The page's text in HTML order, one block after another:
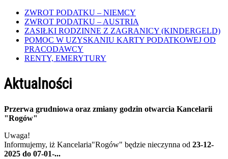
ZWROT PODATKU – NIEMCY
ZWROT PODATKU – AUSTRIA
ZASIŁKI RODZINNE Z ZAGRANICY (KINDERGELD)
POMOC W UZYSKANIU KARTY PODATKOWEJ OD
PRACODAWCY
RENTY, EMERYTURY
Aktualności
Przerwa grudniowa oraz zmiany godzin otwarcia Kancelarii
"Rogów"
Uwaga!
Informujemy, iż Kancelaria"Rogów" będzie nieczynna od 23-12-
2025 do 07-01-...